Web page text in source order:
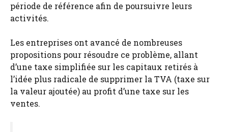
période de référence afin de poursuivre leurs
activités.
Les entreprises ont avancé de nombreuses
propositions pour résoudre ce problème, allant
d’une taxe simplifiée sur les capitaux retirés à
l’idée plus radicale de supprimer la TVA (taxe sur
la valeur ajoutée) au profit d’une taxe sur les
ventes.